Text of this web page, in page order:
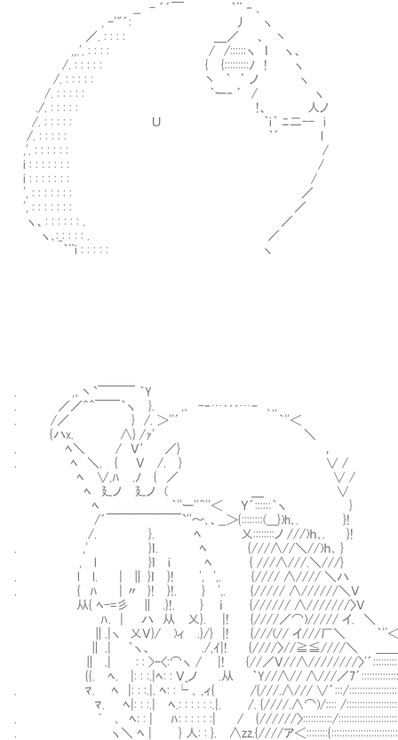
__ - ´´￣ ｀¨ ‐ ､
, -'"´: 丿 ヽ
／. : : : : ＿／ 、 丶
,,.'. : : : : / /::::::ヽ ｌ ヽ、
/. : : : : : { {:::::::::ﾉ ! ヽ
/. : : : : : 丶 ｀ ´ ノ ヽ ｾﾞ
/. : : : : : ｀ー‐ ´ / ヽ
./. : : : : : !、 人ノ ペコちゃん
/. : : : : : Ｕ ｀i｀ ﾆ二-- i
/. : : : : : ｀´ l
,'. : : : : : : /
i : : : : : : : /
i : : : : : : : /
', : : : : : : : ／
', : : : : : : : ／
ヽ、: : : : : : . ／
ヽ､:_: : : : . ／
｀¨i : : : : : ヽ
. ,､丶`￣￣￣ ｀Y
. ／／＾＾￣￣｀ヽ }. ,､ -‐…･･･…‐ ､,,
. /／ } /. ＞''´ ｀''＜
{ハx. ∧} /ｧ' ＼
. ﾍ＼ / Ｖ′ ／} ，
. ﾍ ＼. { Ｖ /. } ∨ /
ﾍ ∨,ﾊ .ﾉ { ／ ∨ /
ﾍ 廴ノ 廴ノ ( ＿ ∨
ﾍ ｀''ー''＾''＜ Ｙ´::::::｀ヽ }
/´￣￣￣￣￣￣`''～､、__＞{::::::::(___})h､. }!
/. }. ﾍ 乂::::::::ノ ///)ｈ､. }!
. ,' }ｌ. ﾍ {///∧//＼//)
, l }ｌ i ﾍ { ///∧///.＼///}
. l l. | ∥ }ｌ }! ', ',. {//// ∧//// ＼ハ
. { ﾊ | 〃 }! }!. } ',. {///// ∧//////＼Ｖ
从{ ﾍ-=彡 ∥ .}!. } ｉ {////// ∧///////〉Ｖ
ﾊ. | ハ 从 乂}. |! {////／⌒)///// イ. ＼
∥.|ヽ 乂Ｖ}/ )ィ .}/} |! {///(// イ///厂＼ ｀''
∥ .| ｀ヽ、 ./,ｲ|! {////〉//≧≦////＼ ＿＿｀
∥ .| : : >ｰ<:⌒ヽ / |! {//／Ｖ//∧////////〉'´::::::::::::::::::
{{. ﾍ. |: : :.|ﾍ: : Ｖ_ノ .从 ｀Y//∧// ∧///／
. ﾏ. ﾍ |: : :.|. ﾍ: :└ ､ ,ィ{ /{///.∧/// ∨´:::/
ﾏ. ﾍ|: : :.| ﾍ.: : : : : :.|. /. {////.∧⌒)/:::: /
. ﾞ㍉､ ﾍ: : | ﾊ: : : : : :| / {//////〉:::::::::::/
. ヽ＼ ﾍ | } 人: : }. ∧zz.{////ア＜